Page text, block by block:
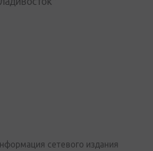
сетевого издания